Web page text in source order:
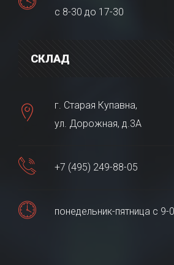
с 8-30 до 17-30
СКЛАД
г. Старая Купавна,
ул. Дорожная, д.3А
+7 (495) 249-88-05
понедельник-пятница с